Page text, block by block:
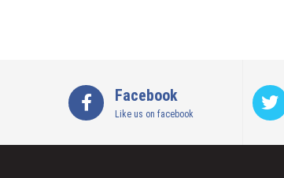
Facebook
Like us on facebook